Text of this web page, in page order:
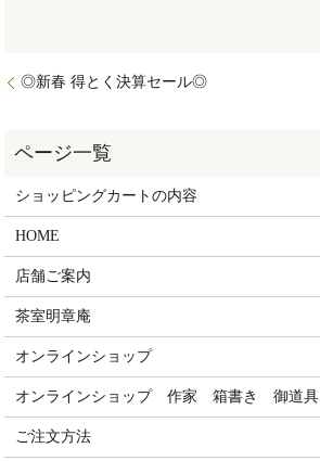
◎新春 得とく決算セール◎
ショッピングカートの内容
HOME
店舗ご案内
茶室明章庵
オンラインショップ
オンラインショップ 作家 箱書き 御道具
ご注文方法